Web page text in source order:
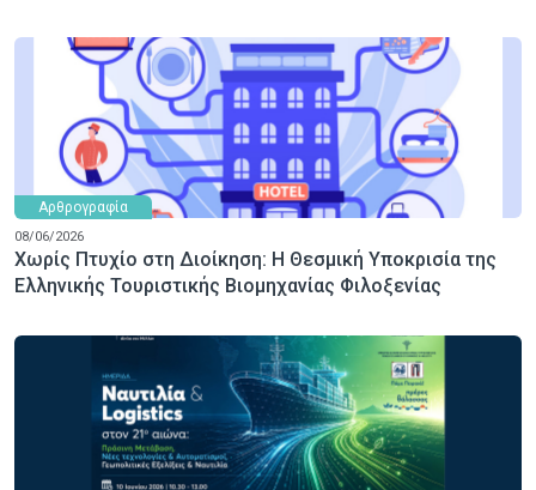
Αρθρογραφία
08/06/2026
Χωρίς Πτυχίο στη Διοίκηση: Η Θεσμική Υποκρισία της
Ελληνικής Τουριστικής Βιομηχανίας Φιλοξενίας